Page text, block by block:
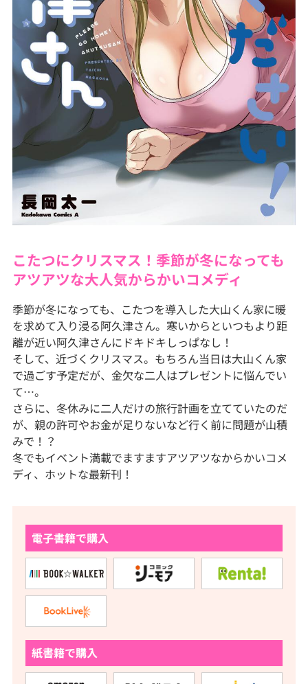
こたつにクリスマス！季節が冬になっても
アツアツな大人気からかいコメディ
季節が冬になっても、こたつを導入した大山くん家に暖
を求めて入り浸る阿久津さん。寒いからといつもより距
離が近い阿久津さんにドキドキしっぱなし！
そして、近づくクリスマス。もちろん当日は大山くん家
で過ごす予定だが、金欠な二人はプレゼントに悩んでい
て…。
さらに、冬休みに二人だけの旅行計画を立てていたのだ
が、親の許可やお金が足りないなど行く前に問題が山積
みで！？
冬でもイベント満載でますますアツアツなからかいコメ
ディ、ホットな最新刊！
電子書籍で購入
紙書籍で購入